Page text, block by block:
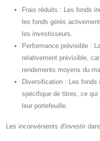
Frais réduits : Les fonds
les fonds gérés
les investisseurs.
Performance prévisible :
relativement prévisible,
rendements moyens du
Diversification : Les
spécifique de titres, ce
leur portefeuille.
Les inconvénients d'investir